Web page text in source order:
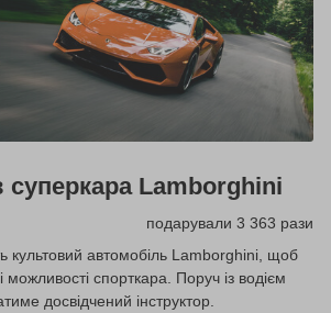
суперкара Lamborghini
подарували 3 363 рази
культовий автомобіль Lamborghini, щоб
можливості спорткара. Поруч із водієм
досвідчений інструктор.